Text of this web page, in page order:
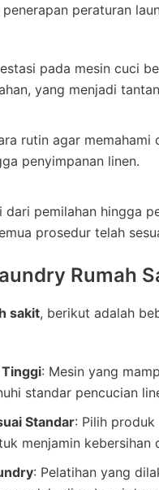
peraturan
pada mesin cuci
yang menjadi
rutin agar
penyimpanan linen.
pemilahan hingga
prosedur telah
Rumah
sakit, berikut adalah
: Mesin yang
standar pencucian
Standar: Pilih
menjamin kebersihan
: Pelatihan yang